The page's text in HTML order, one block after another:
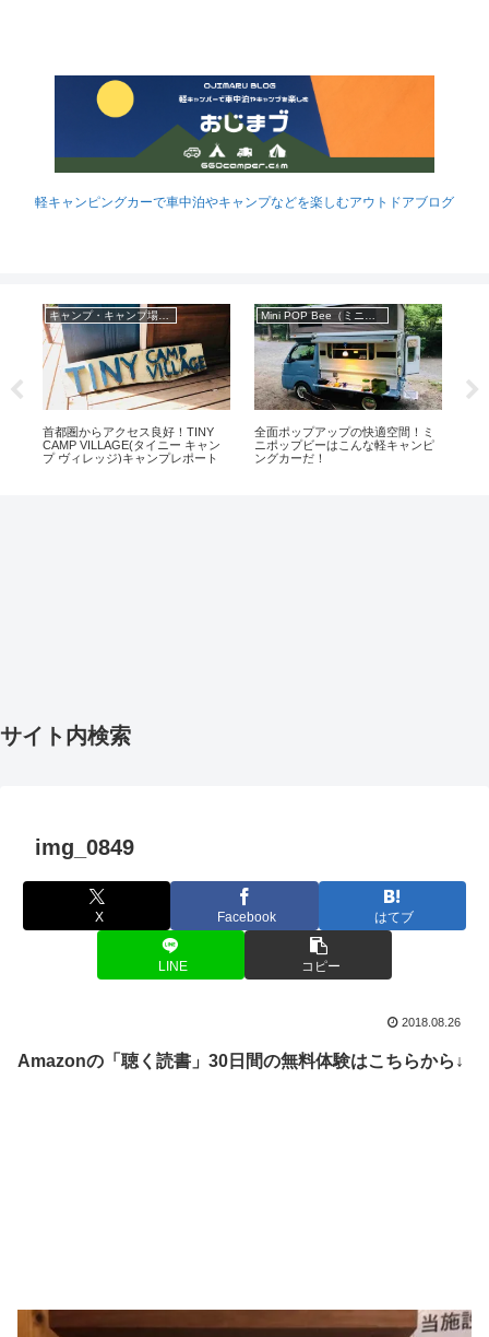
軽キャンピングカーで車中泊やキャンプなどを楽しむアウトドアブログ
首都圏からアクセス良好！TINY
CAMP VILLAGE(タイニー キャン
プ ヴィレッジ)キャンプレポート
全面ポップアップの快適空間！ミ
ニポップビーはこんな軽キャンピ
ングカーだ！
サイト内検索
img_0849
X Facebook はてブ
LINE コピー
2018.08.26
Amazonの「聴く読書」30日間の無料体験はこちらから↓